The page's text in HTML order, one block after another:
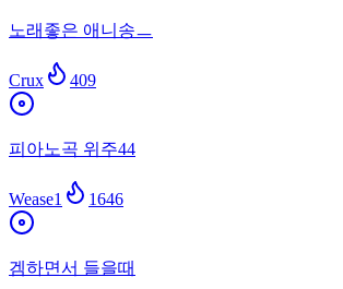
노래좋은 애니송ㅡ
Crux 409
피아노곡 위주44
Wease1 1646
겜하면서 들을때